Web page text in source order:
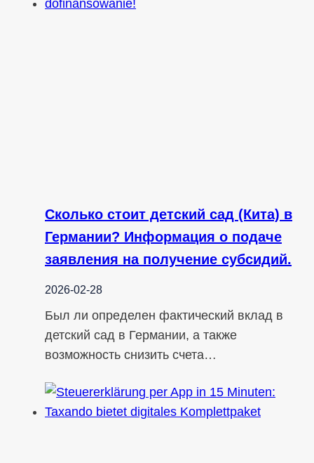
Сколько стоит детский сад (Кита) в
Германии? Информация о подаче
заявления на получение субсидий.
2026-02-28
Был ли определен фактический вклад в
детский сад в Германии, а также
возможность снизить счета…